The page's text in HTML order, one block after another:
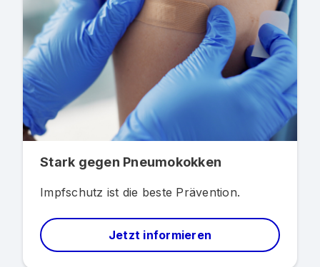
Stark gegen Pneumokokken
Impfschutz ist die beste Prävention.
Jetzt informieren